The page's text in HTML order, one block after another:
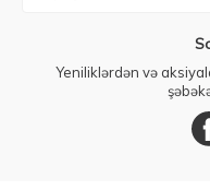
Yeniliklərdən və